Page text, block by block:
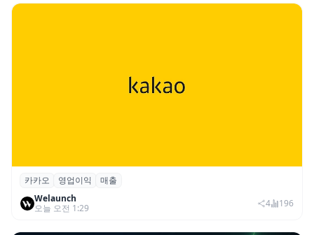
카카오, 2026년 2분기 매출 2조985억·영업
이익 2770억…역대 분기 최대
카카오 영업이익
매출
Welaunch
오늘 오전 1:29
4 196